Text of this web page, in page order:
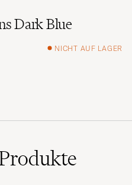
Dark Blue
NICHT AUF LAGER